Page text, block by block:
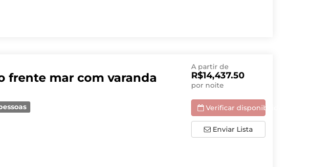
frente mar com varanda
A partir de
R$14,437.50
por noite
Verificar disponibilidade
Enviar Lista